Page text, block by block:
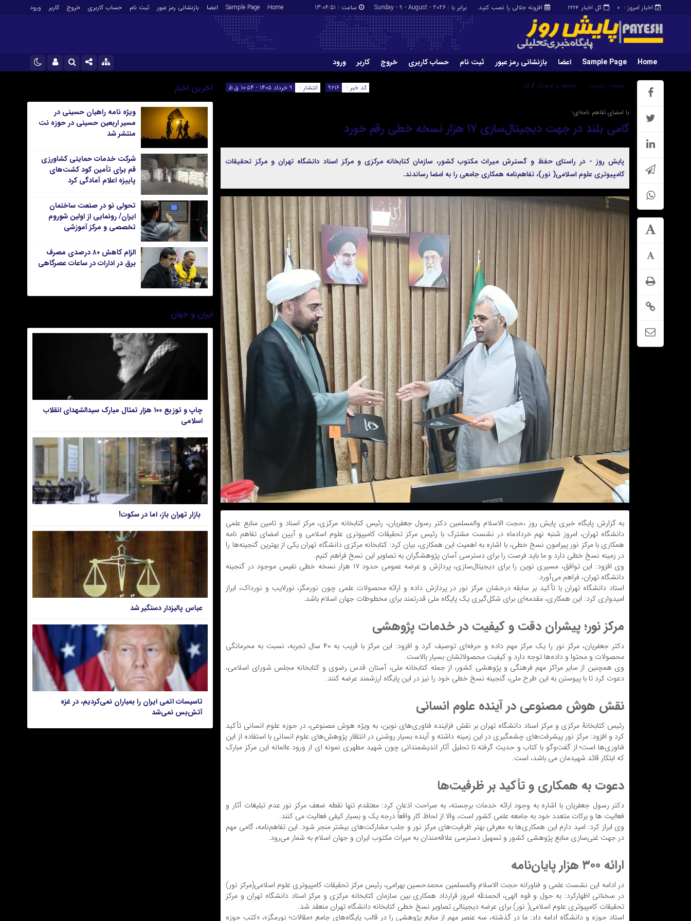
کل اخبار ۲۲۲۴ اخبار امروز : ۰ افزونه جلالی را نصب کنید. برابر با : Sunday - 9 - August - 2026 ساعت : 13:04:52
Home
Sample Page اعضا بازنشانی رمز عبور ثبت نام حساب کاربری خروج کاربر ورود
Home
Sample Page اعضا بازنشانی رمز عبور ثبت نام حساب کاربری خروج کاربر ورود
تلگرام
سروش
آپارات
اپلیکیشن
مرا به خاطر بسپار
Home بازنشانی رمز عبور
حساب کاربری
صفحه نخست جامعه و فرهنگ / قم انتشار : ۹ خرداد ۱۴۰۵ - ۱۰:۵۴ ق.ظ کد خبر : ۹۲۱۶
با امضای تفاهم نامه‌ای؛
گامی بلند در جهت دیجیتال‌سازی ۱۷ هزار نسخه خطی رقم خورد
پایش روز - در راستای حفظ و گسترش میراث مکتوب کشور، سازمان کتابخانه مرکزی و مرکز اسناد دانشگاه تهران و مرکز تحقیقات
کامپیوتری علوم اسلامی( نور)، تفاهم‌نامه همکاری جامعی را به امضا رساندند.
به گزارش پایگاه خبری پایش روز ،حجت الاسلام والمسلمین دکتر رسول جعفریان، رئیس کتابخانه مرکزی، مرکز اسناد و تامین منابع علمی
دانشگاه تهران، امروز شنبه نهم خردادماه در نشست مشترک با رئیس مرکز تحقیقات کامیپوتری علوم اسلامی و آیین امضای تفاهم نامه
همکاری با مرکز نور پیرامون نسخ خطی، با اشاره به اهمیت این همکاری، بیان کرد: کتابخانه مرکزی دانشگاه تهران یکی از بهترین گنجینه‌ها را
در زمینه نسخ خطی دارد و ما باید فرصت را برای دسترسی آسان پژوهشگران به تصاویر این نسخ فراهم کنیم.
وی افزود: این توافق، مسیری نوین را برای دیجیتال‌سازی، پردازش و عرضه عمومی حدود ۱۷ هزار نسخه خطی نفیس موجود در گنجینه
دانشگاه تهران، فراهم می‌آورد.
استاد دانشگاه تهران با تأکید بر سابقه درخشان مرکز نور در پردازش داده و ارائه محصولات علمی چون نورمگز، نورلایب و نورداک، ابراز
امیدواری کرد: این همکاری، مقدمه‌ای برای شکل‌گیری یک پایگاه ملی قدرتمند برای مخطوطات جهان اسلام باشد.
مرکز نور؛ پیشران دقت و کیفیت در خدمات پژوهشی
دکتر جعفریان، مرکز نور را یک مرکز مهم داده و حرفه‌ای توصیف کرد و افزود: این مرکز با قریب به ۴۰ سال تجربه، نسبت به محرمانگی
محصولات و محتوا و داده‌ها توجه دارد و کیفیت محصولاتشان بسیار بالاست.
وی همچنین از سایر مراکز مهم فرهنگی و پژوهشی کشور، از جمله کتابخانه ملی، آستان قدس رضوی و کتابخانه مجلس شورای اسلامی،
دعوت کرد تا با پیوستن به این طرح ملی، گنجینه نسخ خطی خود را نیز در این پایگاه ارزشمند عرضه کنند.
نقش هوش مصنوعی در آینده علوم انسانی
رئیس کتابخانهٔ مرکزی و مرکز اسناد دانشگاه تهران بر نقش فزاینده فناوری‌های نوین، به ویژه هوش مصنوعی، در حوزه علوم انسانی تأکید
کرد و افزود: مرکز نور پیشرفت‌های چشمگیری در این زمینه داشته و آینده بسیار روشنی در انتظار پژوهش‌های علوم انسانی با استفاده از این
فناوری‌ها است؛ از گفت‌وگو با کتاب و حدیث گرفته تا تحلیل آثار اندیشمندانی چون شهید مطهری نمونه ای از ورود عالمانه این مرکز مبارک
که ابتکار قائد شهیدمان می باشد، است.
دعوت به همکاری و تأکید بر ظرفیت‌ها
دکتر رسول جعفریان با اشاره به وجود ارائه خدمات برجسته، به صراحت اذعان کرد: معتقدم تنها نقطه ضعف مرکز نور عدم تبلیغات آثار و
فعالیت ها و برکات متعدد خود به جامعه علمی کشور است، والا از لحاظ کار واقعاً درجه یک و بسیار کیفی فعالیت می کنند.
وی ابراز کرد: امید دارم این همکاری‌ها به معرفی بهتر ظرفیت‌های مرکز نور و جلب مشارکت‌های بیشتر منجر شود. این تفاهم‌نامه، گامی مهم
در جهت غنی‌سازی منابع پژوهشی کشور و تسهیل دسترسی علاقه‌مندان به میراث مکتوب ایران و جهان اسلام به شمار می‌رود.
ارائه ۳۰۰ هزار پایان‌نامه
در ادامه این نشست علمی و فناورانه حجت الاسلام والمسلمین محمدحسین بهرامی، رئیس مرکز تحقیقات کامپیوتری علوم اسلامی(مرکز نور)
در سخنانی اظهارکرد: به حول و قوه الهی، الحمدلله امروز قرارداد همکاری بین سازمان کتابخانه مرکزی و مرکز اسناد دانشگاه تهران و مرکز
تحقیقات کامپیوتری علوم اسلامی( نور) برای عرضه دیجیتالی تصاویر نسخ خطی کتابخانه دانشگاه تهران منعقد شد.
استاد حوزه و دانشگاه ادامه داد: ما در گذشته، سه عنصر مهم از منابع پژوهشی را در قالب پایگاه‌های جامع «مقالات؛ نورمگز»، «کتب حوزه
آخرین اخبار
ویژه نامه راهیان حسینی در
مسیر اربعین حسینی در حوزه نت
منتشر شد
شرکت خدمات حمایتی کشاورزی
قم برای تأمین کود کشت‌های
پاییزه اعلام آمادگی کرد
تحولی نو در صنعت ساختمان
ایران/ رونمایی از اولین شوروم
تخصصی و مرکز آموزشی
الزام کاهش ۸۰ درصدی مصرف
برق در ادارات در ساعات عصرگاهی
ایران و جهان
چاپ و توزیع ۱۰۰ هزار تمثال مبارک سیدالشهدای انقلاب
اسلامی
بازار تهران باز، اما در سکوت!
عباس پالیزدار دستگیر شد
تاسیسات اتمی ایران را بمباران نمی‌کردیم، در غزه
آتش‌بس نمی‌‎شد